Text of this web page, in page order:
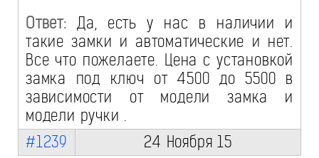
Ответ: Да, есть у нас в наличии и
такие замки и автоматические и нет.
Все что пожелаете. Цена с установкой
замка под ключ от 4500 до 5500 в
зависимости от модели замка и
модели ручки .
#1239
24 Ноября 15